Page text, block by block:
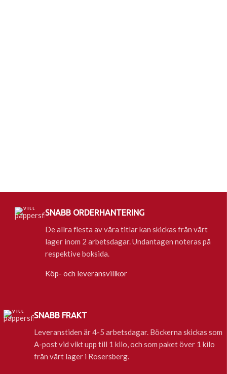
SNABB ORDERHANTERING
De allra flesta av våra titlar kan skickas från vårt
lager inom 2 arbetsdagar. Undantagen noteras på
respektive boksida.
Köp- och leveransvillkor
SNABB FRAKT
Leveranstiden är 4-5 arbetsdagar. Böckerna skickas som
A-post vid vikt upp till 1 kilo, och som paket över 1 kilo
från vårt lager i Rosersberg.